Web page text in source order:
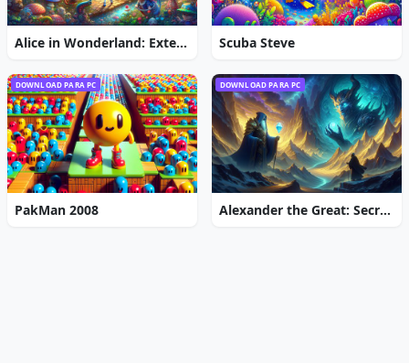
Alice in Wonderland: Extended Edition Scuba Steve
DOWNLOAD PARA PC
PakMan 2008
DOWNLOAD PARA PC
Alexander the Great: Secrets of Power